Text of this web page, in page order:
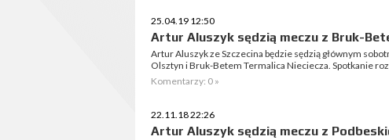
25.04.19 12:50
Artur Aluszyk sędzią meczu z Bruk-
Artur Aluszyk ze Szczecina będzie sędzią głównym
Olsztyn i Bruk-Betem Termalica Nieciecza. Spotkanie
Komentarzy: 0 »
22.11.18 22:26
Artur Aluszyk sędzią meczu z